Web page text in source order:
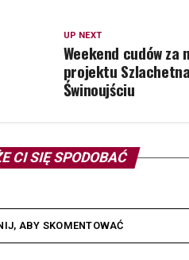
UP NEXT
Weekend cudów za
projektu Szlachetna
Świnoujściu
CI SIĘ SPODOBAĆ
ABY SKOMENTOWAĆ